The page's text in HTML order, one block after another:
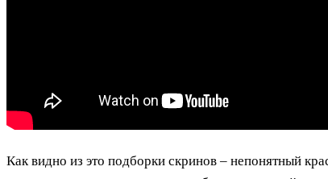
Как видно из это подборки скринов – непонятный